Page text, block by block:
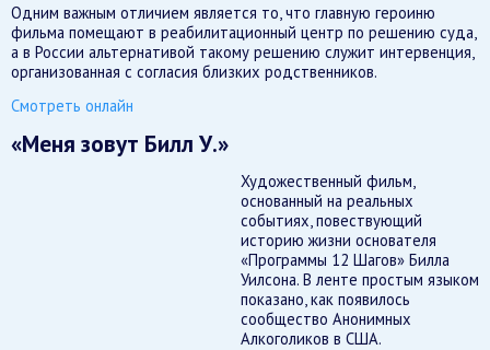
Одним важным отличием является то, что главную героиню
фильма помещают в реабилитационный центр по решению суда,
а в России альтернативой такому решению служит интервенция,
организованная с согласия близких родственников.
Смотреть онлайн
«Меня зовут Билл У.»
Художественный фильм,
основанный на реальных
событиях, повествующий
историю жизни основателя
«Программы 12 Шагов» Билла
Уилсона. В ленте простым языком
показано, как появилось
сообщество Анонимных
Алкоголиков в США.